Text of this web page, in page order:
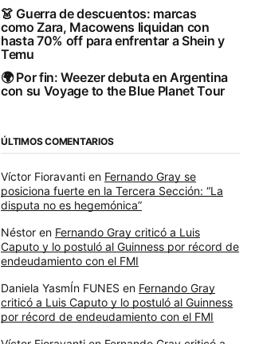
👗 Guerra de descuentos: marcas
como Zara, Macowens liquidan con
hasta 70% off para enfrentar a Shein y
Temu
🌍 Por fin: Weezer debuta en Argentina
con su Voyage to the Blue Planet Tour
ÚLTIMOS COMENTARIOS
Víctor Fioravanti en Fernando Gray se
posiciona fuerte en la Tercera Sección: “La
disputa no es hegemónica”
Néstor en Fernando Gray criticó a Luis
Caputo y lo postuló al Guinness por récord de
endeudamiento con el FMI
Daniela YasmÍn FUNES en Fernando Gray
criticó a Luis Caputo y lo postuló al Guinness
por récord de endeudamiento con el FMI